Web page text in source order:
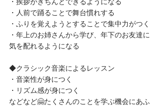
・人前で踊ることで舞台慣れする
・ふりを覚えようとすることで集中力がつく
・年上のお姉さんから学び、年下のお友達に
気を配れるようになる
◆クラシック音楽によるレッスン
・音楽性が身につく
・リズム感が身につく
などなど🤗たくさんのことを学ぶ機会にあふ